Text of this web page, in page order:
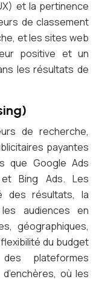
et la pertinence
de classement
et les sites web
positive et un
les résultats de
de recherche,
payantes
que Google Ads
et Bing Ads. Les
des résultats, la
audiences en
géographiques,
du budget
plateformes
où les